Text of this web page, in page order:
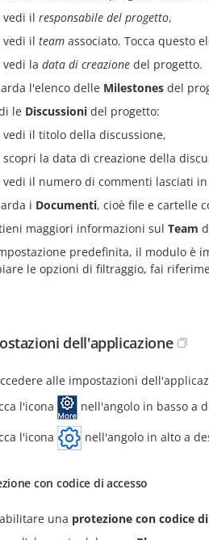
vedi il responsabile del progetto,
vedi il team associato. Tocca questo
vedi la data di creazione del progetto.
l'elenco delle Milestones del
le Discussioni del progetto:
vedi il titolo della discussione,
scopri la data di creazione della
vedi il numero di commenti lasciati
i Documenti, cioè file e cartelle
maggiori informazioni sul Team
predefinita, il modulo è
le opzioni di filtraggio, fai
dell'applicazione
alle impostazioni
l'icona
nell'angolo in basso a
l'icona
nell'angolo in alto a
con codice di accesso
una protezione con codice di